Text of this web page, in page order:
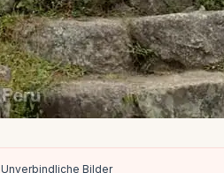
Unverbindliche Bilder